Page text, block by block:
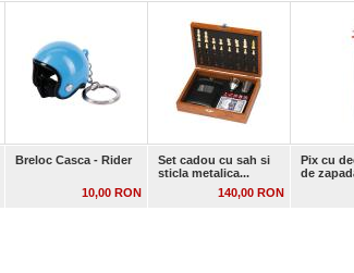
Breloc Casca - Rider
10,00 RON
Set cadou cu sah si
sticla metalica...
140,00 RON
Pix cu
de